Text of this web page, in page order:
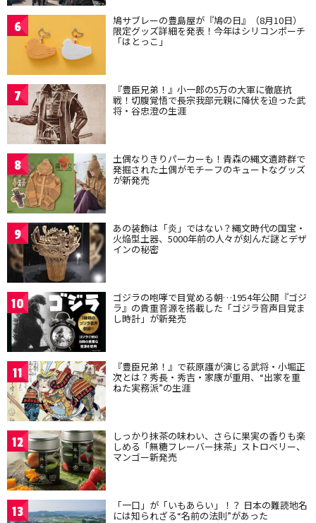
6 鳩サブレーの豊島屋が『鳩の日』（8月10日）
限定グッズ詳細を発表！今年はシリコンポーチ
「はとっこ」
7 『豊臣兄弟！』小一郎の5万の大軍に徹底抗
戦！切腹覚悟で長宗我部元親に降伏を迫った武
将・谷忠澄の生涯
8 土偶なりきりパーカーも！青森の縄文遺跡群で
発掘された土偶がモチーフのキュートなグッズ
が新発売
9 あの装飾は「炎」ではない？縄文時代の国宝・
火焔型土器、5000年前の人々が刻んだ謎とデザ
インの秘密
10 ゴジラの咆哮で目覚める朝…1954年公開『ゴジ
ラ』の貴重音源を搭載した「ゴジラ音声目覚ま
し時計」が新発売
11 『豊臣兄弟！』で萩原護が演じる武将・小堀正
次とは？秀長・秀吉・家康が重用、“出家を重
ねた実務派”の生涯
12 しっかり抹茶の味わい、さらに果実の香りも楽
しめる「無糖フレーバー抹茶」ストロベリー、
マンゴー新発売
13 「一口」が「いもあらい」！？ 日本の難読地名
には知られざる“名前の法則”があった